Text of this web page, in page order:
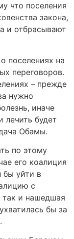
что поселения
закона,
и отбрасывают
поселениях на
переговоров.
– прежде
нужно
иначе
лечить будет
Обамы.
по этому
его коалиция
бы уйти в
с
и нашедшая
бы за